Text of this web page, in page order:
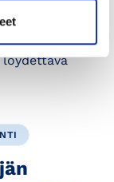
olisi